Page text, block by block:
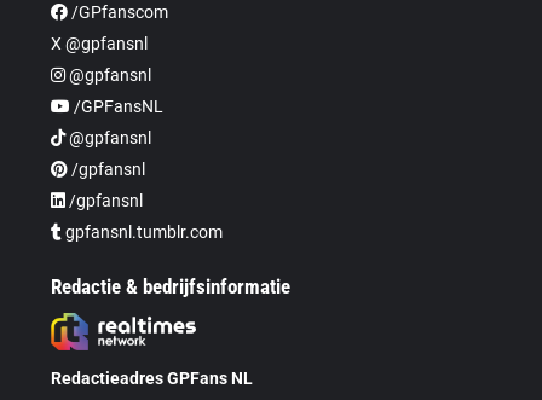
/GPfanscom
X @gpfansnl
@gpfansnl
/GPFansNL
@gpfansnl
/gpfansnl
/gpfansnl
gpfansnl.tumblr.com
Redactie & bedrijfsinformatie
Redactieadres GPFans NL